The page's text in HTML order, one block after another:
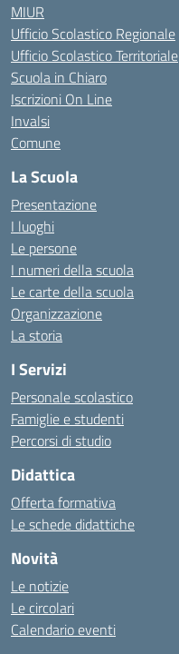
MIUR
Ufficio Scolastico Regionale
Ufficio Scolastico Territoriale
Scuola in Chiaro
Iscrizioni On Line
Invalsi
Comune
La Scuola
Presentazione
I luoghi
Le persone
I numeri della scuola
Le carte della scuola
Organizzazione
La storia
I Servizi
Personale scolastico
Famiglie e studenti
Percorsi di studio
Didattica
Offerta formativa
Le schede didattiche
Novità
Le notizie
Le circolari
Calendario eventi